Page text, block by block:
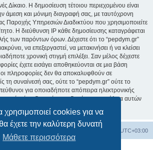
χρησιμοποιεί cookies για να
έχετε την καλύτερη δυνατή
Μάθετε περισσότερα
Δίκαιο. Η δημοσίευση τέτοιου περιεχομένου είναι
άμεση και μόνιμη διαγραφή σας, με ταυτόχρονη
Παροχής Υπηρεσιών Διαδικτύου που χρησιμοποιείτε
Η διεύθυνση IP κάθε δημοσίευσης καταγράφεται
των παρόντων όρων. Δέχεστε ότι το “pepdym.gr”
να επεξεργαστεί, να μετακινήσει ή να κλείσει
χρονική στιγμή επιλέξει. Σαν μέλος δέχεστε
έχετε εισάγει αποθηκεύονται σε μια βάση
πληροφορίες δεν θα αποκαλυφθούν σε
τη συναίνεσή σας, ούτε το “pepdym.gr” ούτε το
για οποιαδήποτε απόπειρα ηλεκτρονικής
οποία είναι δυνατόν να οδηγήσει σε απώλεια αυτών
UTC+03:00